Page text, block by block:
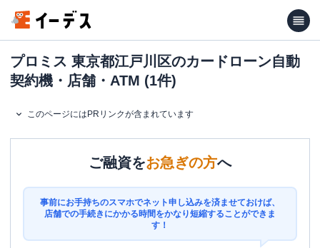
プロミス 東京都江戸川区のカードローン自動
契約機・店舗・ATM (1件)
このページにはPRリンクが含まれています
ご融資をお急ぎの方へ
事前にお手持ちのスマホでネット申し込みを済ませておけば、
店舗での手続きにかかる時間をかなり短縮することができま
す！